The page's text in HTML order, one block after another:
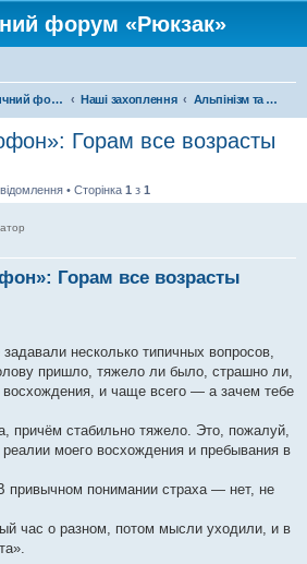
форум «Рюкзак»
Туристичний форум «Рюкзак» Наші захоплення Альпінізм та скелелазіння
Горам все возрасты
• Сторінка 1 з 1
Горам все возрасты
несколько типичных вопросов,
пришло, тяжело ли было, страшно ли,
и чаще всего — а зачем тебе
стабильно тяжело. Это, пожалуй,
моего восхождения и пребывания в
понимании страха — нет, не
час о разном, потом мысли уходили, и в